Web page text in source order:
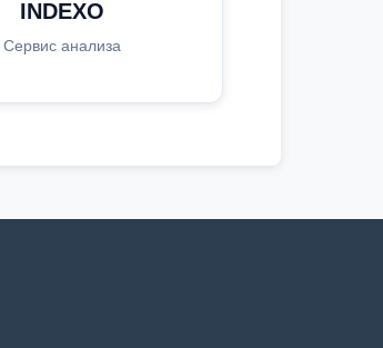
INDEXO
Сервис анализа